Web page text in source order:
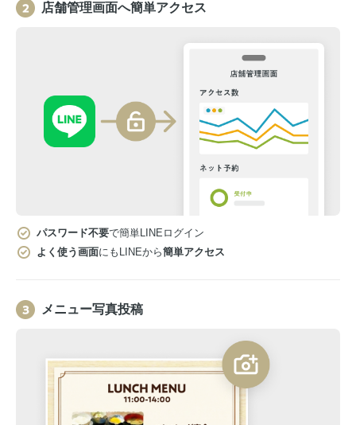
店舗管理画面へ簡単アクセス
パスワード不要で簡単LINEログイン
よく使う画面にもLINEから簡単アクセス
メニュー写真投稿